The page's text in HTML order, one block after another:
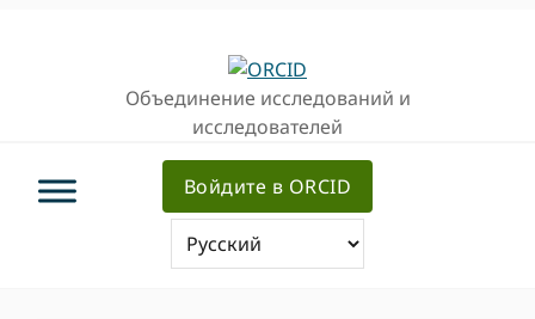
Объединение исследований и
исследователей
Войдите в ORCID